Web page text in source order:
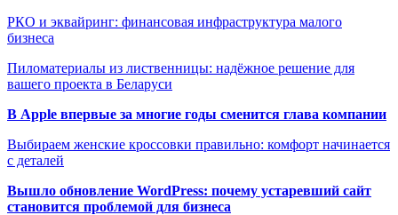
РКО и эквайринг: финансовая инфраструктура малого
бизнеса
Пиломатериалы из лиственницы: надёжное решение для
вашего проекта в Беларуси
В Apple впервые за многие годы сменится глава компании
Выбираем женские кроссовки правильно: комфорт начинается
с деталей
Вышло обновление WordPress: почему устаревший сайт
становится проблемой для бизнеса